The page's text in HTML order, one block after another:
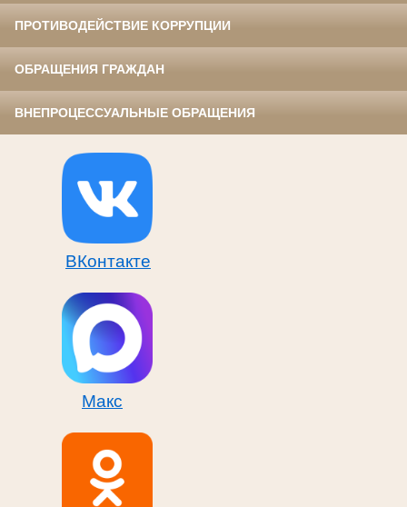
ПРОТИВОДЕЙСТВИЕ КОРРУПЦИИ
ОБРАЩЕНИЯ ГРАЖДАН
ВНЕПРОЦЕССУАЛЬНЫЕ ОБРАЩЕНИЯ
ВКонтакте
Макс